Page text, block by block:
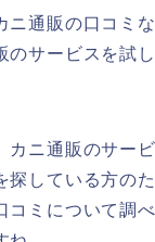
ニ通販の口コミ
のサービスを試
カニ通販のサー
探している方の
コミについて調